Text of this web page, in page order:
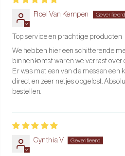
Roel Van Kempen
Top service en prachtige producten
We hebben hier een schitterende
binnenkomst waren we verrast over
Er was met een van de messen een
direct en zeer netjes opgelost.
bestellen.
Cynthia V